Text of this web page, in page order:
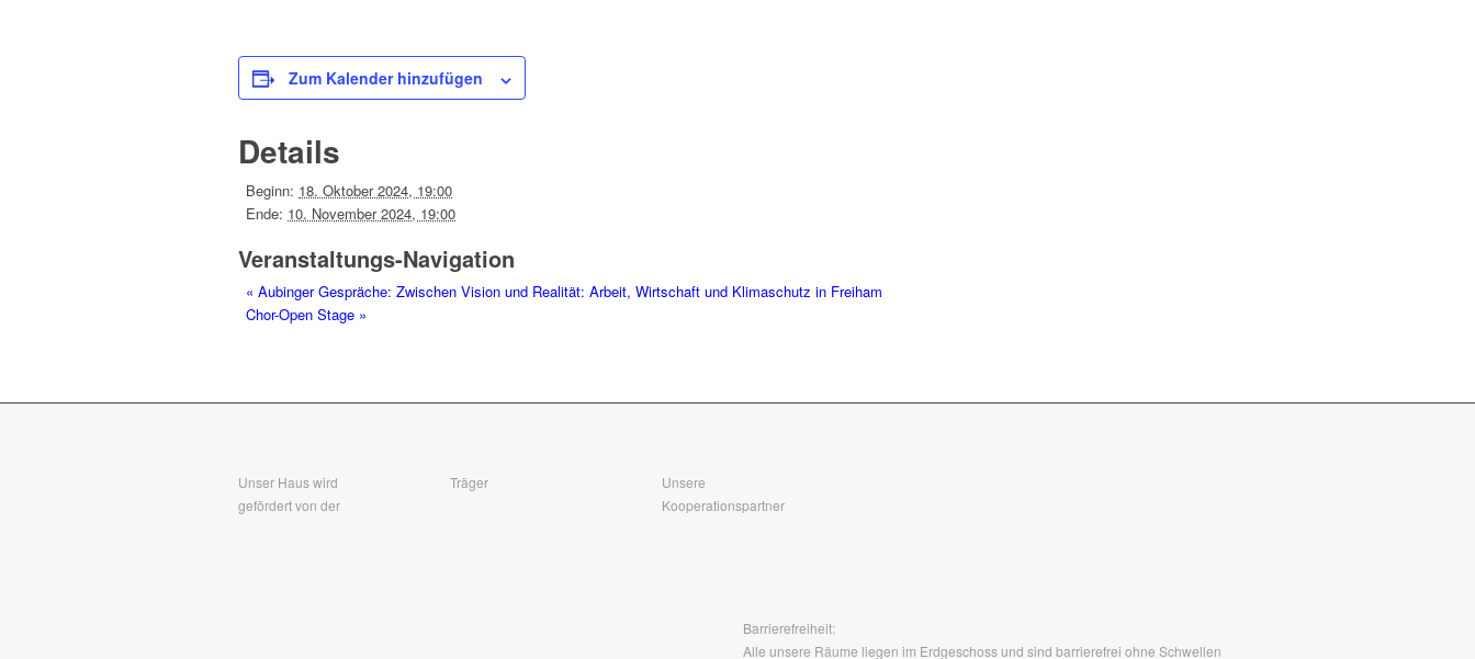
Zum Kalender hinzufügen
Details
Beginn: 18. Oktober 2024, 19:00
Ende: 10. November 2024, 19:00
Veranstaltungs-Navigation
« Aubinger Gespräche: Zwischen Vision und Realität: Arbeit, Wirtschaft und Klimaschutz in Freiham
Chor-Open Stage »
Unser Haus wird
gefördert von der
Träger
Unsere
Kooperationspartner
Barrierefreiheit:
Alle unsere Räume liegen im Erdgeschoss und sind barrierefrei ohne Schwellen